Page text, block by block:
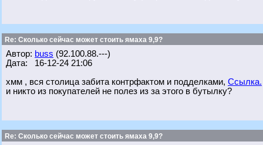
Re: Сколько сейчас может стоить ямаха 9,9?
Автор: buss (92.100.88.---)
Дата: 16-12-24 21:06
хмм , вся столица забита контрфактом и подделками, Ссылка.
и никто из покупателей не полез из за этого в бутылку?
Re: Сколько сейчас может стоить ямаха 9,9?